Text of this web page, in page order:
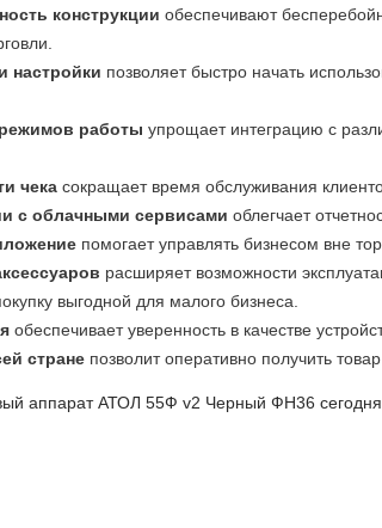
конструкции обеспечивают
настройки позволяет быстро начать
работы упрощает интеграцию с
чека сокращает время обслуживания
с облачными сервисами облегчает
помогает управлять бизнесом вне
расширяет возможности
выгодной для малого бизнеса.
обеспечивает уверенность в качестве
стране позволит оперативно получить товар
аппарат АТОЛ 55Ф v2 Черный ФН36 сегодня